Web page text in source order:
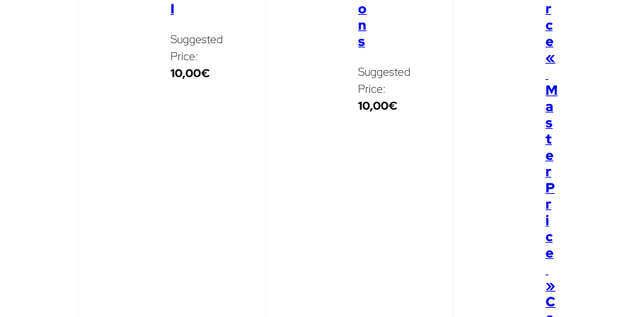
I
Suggested
Price:
10,00€
o
n
s
Suggested
Price:
10,00€
r
c
e
«
M
a
s
t
e
r
P
r
i
c
e
»
C